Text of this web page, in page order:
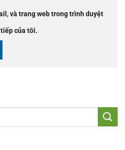
và trang web trong trình duyệt
của tôi.